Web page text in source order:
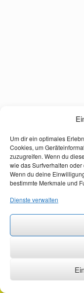
Um dir ein optimales
Cookies, um
zuzugreifen. Wenn du
wie das Surfverhalten
Wenn du deine
bestimmte Merkmale und
Dienste verwalten
©2026 ·erstehilfekurs-